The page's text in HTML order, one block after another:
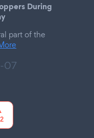
During
part of the
07